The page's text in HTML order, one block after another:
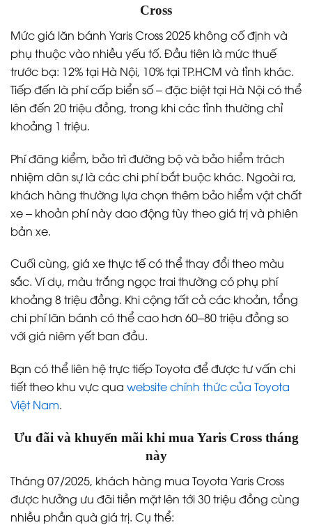
Cross
Mức giá lăn bánh Yaris Cross 2025 không cố định và
phụ thuộc vào nhiều yếu tố. Đầu tiên là mức thuế
trước bạ: 12% tại Hà Nội, 10% tại TP.HCM và tỉnh khác.
Tiếp đến là phí cấp biển số – đặc biệt tại Hà Nội có thể
lên đến 20 triệu đồng, trong khi các tỉnh thường chỉ
khoảng 1 triệu.
Phí đăng kiểm, bảo trì đường bộ và bảo hiểm trách
nhiệm dân sự là các chi phí bắt buộc khác. Ngoài ra,
khách hàng thường lựa chọn thêm bảo hiểm vật chất
xe – khoản phí này dao động tùy theo giá trị và phiên
bản xe.
Cuối cùng, giá xe thực tế có thể thay đổi theo màu
sắc. Ví dụ, màu trắng ngọc trai thường có phụ phí
khoảng 8 triệu đồng. Khi cộng tất cả các khoản, tổng
chi phí lăn bánh có thể cao hơn 60–80 triệu đồng so
với giá niêm yết ban đầu.
Bạn có thể liên hệ trực tiếp Toyota để được tư vấn chi
tiết theo khu vực qua website chính thức của Toyota
Việt Nam.
Ưu đãi và khuyến mãi khi mua Yaris Cross tháng
này
Tháng 07/2025, khách hàng mua Toyota Yaris Cross
được hưởng ưu đãi tiền mặt lên tới 30 triệu đồng cùng
nhiều phần quà giá trị. Cụ thể: